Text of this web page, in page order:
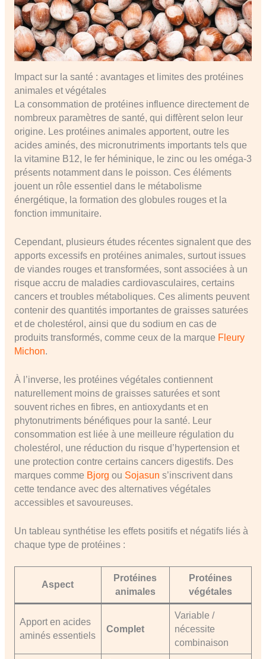
Impact sur la santé : avantages et limites des protéines
animales et végétales
La consommation de protéines influence directement de
nombreux paramètres de santé, qui diffèrent selon leur
origine. Les protéines animales apportent, outre les
acides aminés, des micronutriments importants tels que
la vitamine B12, le fer héminique, le zinc ou les oméga-3
présents notamment dans le poisson. Ces éléments
jouent un rôle essentiel dans le métabolisme
énergétique, la formation des globules rouges et la
fonction immunitaire.
Cependant, plusieurs études récentes signalent que des
apports excessifs en protéines animales, surtout issues
de viandes rouges et transformées, sont associées à un
risque accru de maladies cardiovasculaires, certains
cancers et troubles métaboliques. Ces aliments peuvent
contenir des quantités importantes de graisses saturées
et de cholestérol, ainsi que du sodium en cas de
produits transformés, comme ceux de la marque Fleury
Michon.
À l’inverse, les protéines végétales contiennent
naturellement moins de graisses saturées et sont
souvent riches en fibres, en antioxydants et en
phytonutriments bénéfiques pour la santé. Leur
consommation est liée à une meilleure régulation du
cholestérol, une réduction du risque d’hypertension et
une protection contre certains cancers digestifs. Des
marques comme Bjorg ou Sojasun s’inscrivent dans
cette tendance avec des alternatives végétales
accessibles et savoureuses.
Un tableau synthétise les effets positifs et négatifs liés à
chaque type de protéines :
Aspect
Protéines
animales
Protéines
végétales
Apport en acides
aminés essentiels
Complet
Variable /
nécessite
combinaison